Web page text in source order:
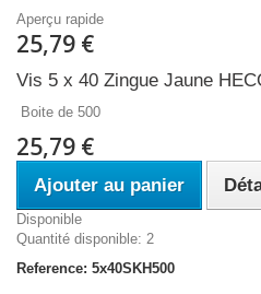
Aperçu rapide
25,79 €
Vis 5 x 40 Zingue Jaune
Boite de 500
25,79 €
Ajouter au panier
Disponible
Quantité disponible: 2
Reference: 5x40SKH500